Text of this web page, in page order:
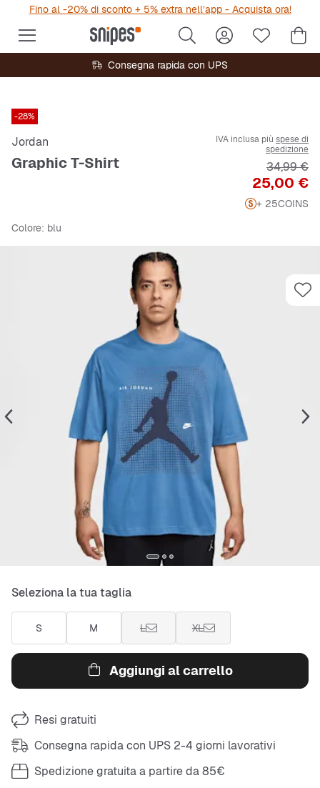
Fino al -20% di sconto + 5% extra nell’app - Acquista ora!
Consegna rapida con UPS
-28%
Jordan
Graphic T-Shirt
IVA inclusa più spese di
spedizione
Prezzo
25,00 €
Prezzo
34,99 €
+ 25COINS
Colore: blu
Seleziona la tua taglia
S M L XL
Aggiungi al carrello
Resi gratuiti
Consegna rapida con UPS 2-4 giorni lavorativi
Spedizione gratuita a partire da 85€